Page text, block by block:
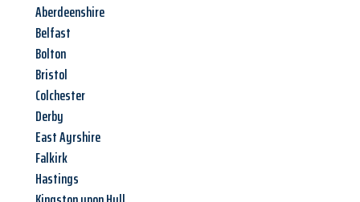
Aberdeenshire
Belfast
Bolton
Bristol
Colchester
Derby
East Ayrshire
Falkirk
Hastings